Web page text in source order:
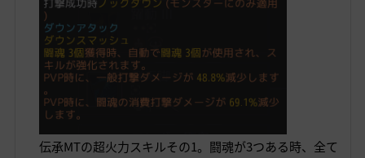
伝承MTの超火力スキルその1。闘魂が3つある時、全て